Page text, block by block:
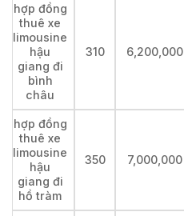
hợp đồng
thuê xe
limousine
hậu
giang đi
bình
châu
310 6,200,000
hợp đồng
thuê xe
limousine
hậu
giang đi
hồ tràm
350 7,000,000